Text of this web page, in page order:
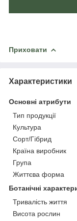
Приховати
Характеристики
Основні атрибути
Тип продукції
Культура
Сорт/Гібрид
Країна виробник
Група
Життєва форма
Ботанічні
Тривалість життя
Висота рослин